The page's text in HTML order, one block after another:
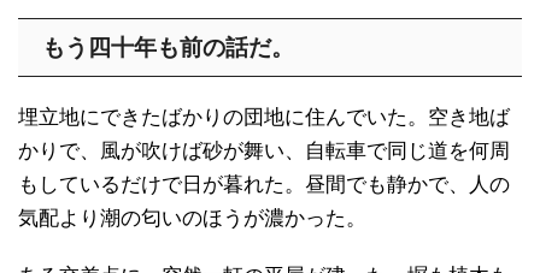
もう四十年も前の話だ。
埋立地にできたばかりの団地に住んでいた。空き地ば
かりで、風が吹けば砂が舞い、自転車で同じ道を何周
もしているだけで日が暮れた。昼間でも静かで、人の
気配より潮の匂いのほうが濃かった。